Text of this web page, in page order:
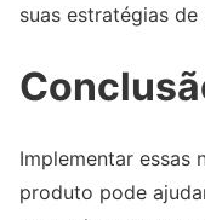
suas estratégias
Implementar essas
produto pode